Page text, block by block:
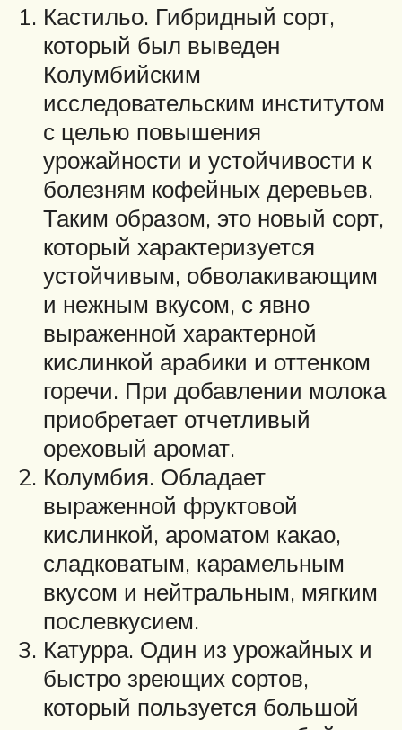
Кастильо. Гибридный сорт,
который был выведен
Колумбийским
исследовательским институтом
с целью повышения
урожайности и устойчивости к
болезням кофейных деревьев.
Таким образом, это новый сорт,
который характеризуется
устойчивым, обволакивающим
и нежным вкусом, с явно
выраженной характерной
кислинкой арабики и оттенком
горечи. При добавлении молока
приобретает отчетливый
ореховый аромат.
Колумбия. Обладает
выраженной фруктовой
кислинкой, ароматом какао,
сладковатым, карамельным
вкусом и нейтральным, мягким
послевкусием.
Катурра. Один из урожайных и
быстро зреющих сортов,
который пользуется большой